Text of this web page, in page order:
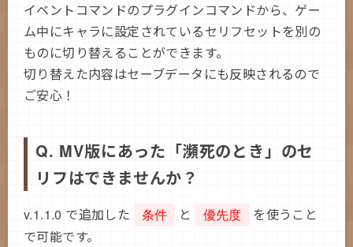
イベントコマンドのプラグインコマンドから、ゲー
ム中にキャラに設定されているセリフセットを別の
ものに切り替えることができます。
切り替えた内容はセーブデータにも反映されるので
ご安心！
Q. MV版にあった「瀕死のとき」のセ
リフはできませんか？
v.1.1.0 で追加した 条件 と 優先度
を使うこと
で可能です。